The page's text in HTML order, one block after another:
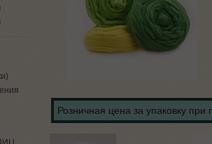
Розничная цена за упаковку при